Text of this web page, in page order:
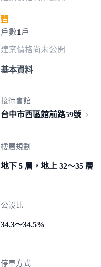
店
戶數1戶
建案價格尚未公開
基本資料
接待會館
台中市西區館前路59號
樓層規劃
地下 5 層，地上 32～35 層
公設比
34.3～34.5%
停車方式